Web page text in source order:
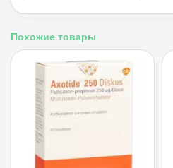
Похожие товары